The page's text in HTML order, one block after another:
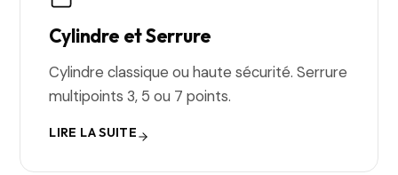
Cylindre et Serrure
Cylindre classique ou haute sécurité. Serrure
multipoints 3, 5 ou 7 points.
LIRE LA SUITE